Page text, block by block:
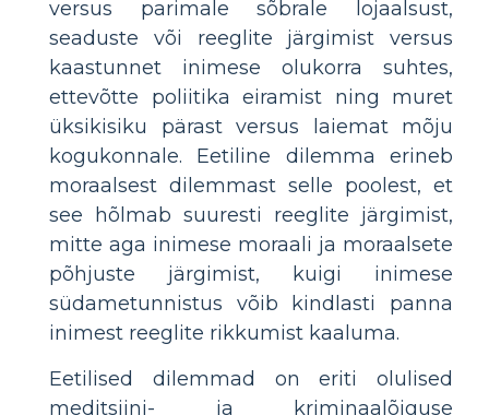
versus parimale sõbrale lojaalsust,
seaduste või reeglite järgimist versus
kaastunnet inimese olukorra suhtes,
ettevõtte poliitika eiramist ning muret
üksikisiku pärast versus laiemat mõju
kogukonnale. Eetiline dilemma erineb
moraalsest dilemmast selle poolest, et
see hõlmab suuresti reeglite järgimist,
mitte aga inimese moraali ja moraalsete
põhjuste järgimist, kuigi inimese
südametunnistus võib kindlasti panna
inimest reeglite rikkumist kaaluma.
Eetilised dilemmad on eriti olulised
meditsiini- ja kriminaalõiguse